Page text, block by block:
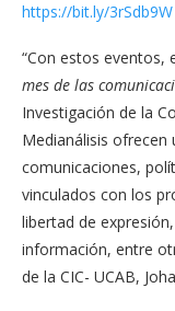
https://bit.ly/3rSdb9W
“Con estos eventos,
mes de las
Investigación de la
Medianálisis ofrecen
comunicaciones,
vinculados con los
libertad de
información, entre
de la CIC- UCAB,